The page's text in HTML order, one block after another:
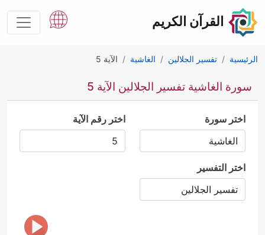
القرآن الكريم
الرئيسية تفسير الجلالين الغاشية الآية 5
سورة الغاشية تفسير الجلالين الآية 5
اختر سورة اختر رقم الآية
اختر التفسير